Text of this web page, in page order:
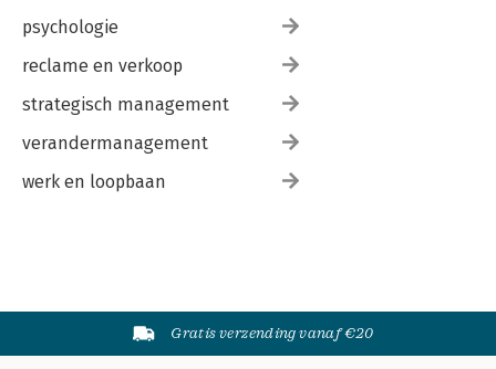
psychologie
reclame en verkoop
strategisch management
verandermanagement
werk en loopbaan
Gratis verzending vanaf €20